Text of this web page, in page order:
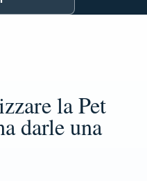
la Pet
darle una